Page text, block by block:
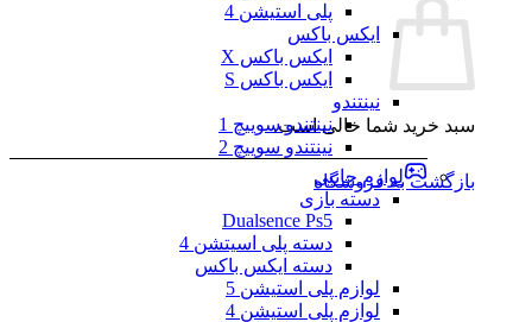
سبد خرید شما خالی است.
بازگشت به فروشگاه
پلی استیشن 4
ایکس باکس
ایکس باکس X
ایکس باکس S
نینتندو
نینتندو سوییچ 1
نینتندو سوییچ 2
لوازم جانبی
دسته بازی
Dualsence Ps5
دسته پلی اسیتشن 4
دسته ایکس باکس
لوازم پلی استیشن 5
لوازم پلی استیشن 4